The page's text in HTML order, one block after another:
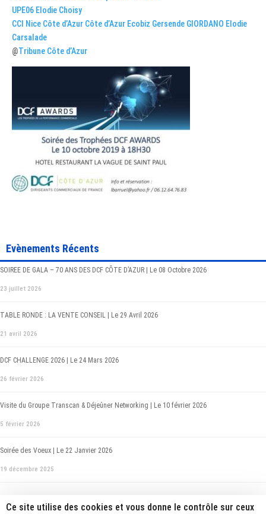
UPE06 Elodie Choisy
CCI Nice Côte d’Azur Côte d’Azur Ecobiz Gersende GIORDANO Elodie
Carsalade
@Tribune Côte d’Azur
Evènements Récents
SOIREE DE GALA – 70 ANS DES DCF CÔTE D’AZUR | Le 08 Octobre 2026
23 juillet 2026
TABLE RONDE : LA VENTE CONSEIL | Le 29 Avril 2026
21 avril 2026
DCF CHALLENGE 2026 | Le 24 Mars 2026
26 février 2026
Visite du Groupe Transcan & Déjeûner Networking | Le 10 février 2026
5 février 2026
Soirée des Voeux | Le 22 Janvier 2026
19 décembre 2025
Ce site utilise des cookies et vous donne le contrôle sur ceux